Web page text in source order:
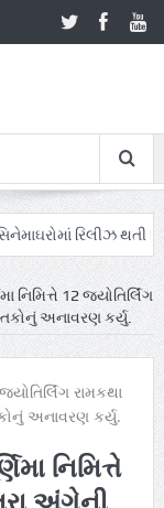
રિલીઝ થતી ફિલ્મ
– Z ના નામે આંદોલનના
નિમિત્તે 12 જ્યોતિર્લિંગ
અનાવરણ કર્યુ.
નિમિત્તે